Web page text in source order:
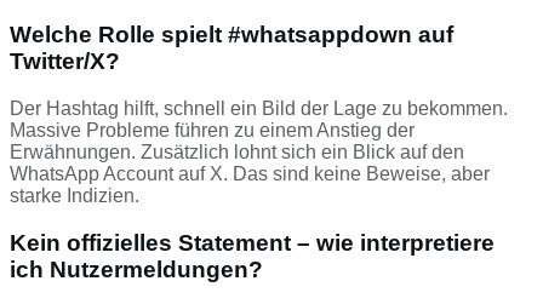
Welche Rolle spielt #whatsappdown auf
Twitter/X?
Der Hashtag hilft, schnell ein Bild der Lage zu bekommen.
Massive Probleme führen zu einem Anstieg der
Erwähnungen. Zusätzlich lohnt sich ein Blick auf den
WhatsApp Account auf X. Das sind keine Beweise, aber
starke Indizien.
Kein offizielles Statement – wie interpretiere
ich Nutzermeldungen?